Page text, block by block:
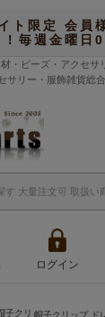
ト限定 会員
！毎週金曜
・ビーズ・アクセサ
サリー・服飾雑貨総
ログイン
子クリ 帽子クリップ ド